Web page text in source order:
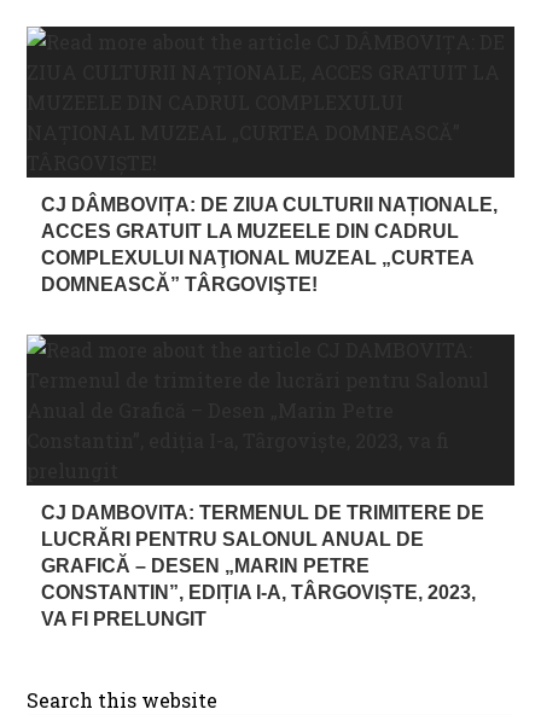
CJ DÂMBOVIȚA: DE ZIUA CULTURII NAȚIONALE,
ACCES GRATUIT LA MUZEELE DIN CADRUL
COMPLEXULUI NAŢIONAL MUZEAL „CURTEA
DOMNEASCĂ” TÂRGOVIŞTE!
CJ DAMBOVITA: TERMENUL DE TRIMITERE DE
LUCRĂRI PENTRU SALONUL ANUAL DE
GRAFICĂ – DESEN „MARIN PETRE
CONSTANTIN”, EDIȚIA I-A, TÂRGOVIȘTE, 2023,
VA FI PRELUNGIT
Search this website